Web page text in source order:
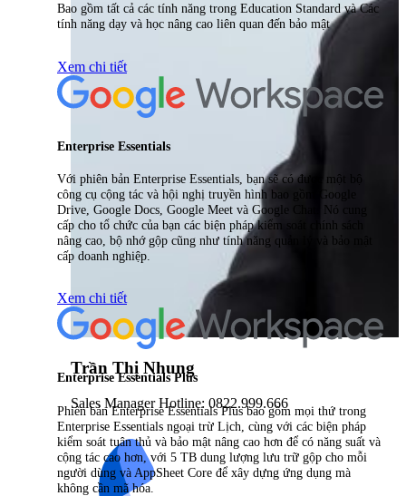
Trần Thị Nhung
Sales Manager Hotline: 0822.999.666
Bao gồm tất cả các tính năng trong Education Standard và Các
tính năng dạy và học nâng cao liên quan đến bảo mật
Xem chi tiết
Enterprise Essentials
Với phiên bản Enterprise Essentials, bạn sẽ có được một bộ
công cụ cộng tác và hội nghị truyền hình bao gồm Google
Drive, Google Docs, Google Meet và Google Chat. Nó cung
cấp cho tổ chức của bạn các biện pháp kiểm soát chính sách
nâng cao, bộ nhớ gộp cũng như tính năng quản lý và bảo mật
cấp doanh nghiệp.
Xem chi tiết
Enterprise Essentials Plus
Phiên bản Enterprise Essentials Plus bao gồm mọi thứ trong
Enterprise Essentials ngoại trừ Lịch, cùng với các biện pháp
kiểm soát tuân thủ và bảo mật nâng cao hơn để có năng suất và
cộng tác cao hơn, với 5 TB dung lượng lưu trữ gộp cho mỗi
người dùng và AppSheet Core để xây dựng ứng dụng mà
không cần mã hóa.